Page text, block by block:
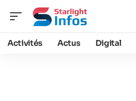
Activités Actus Digital